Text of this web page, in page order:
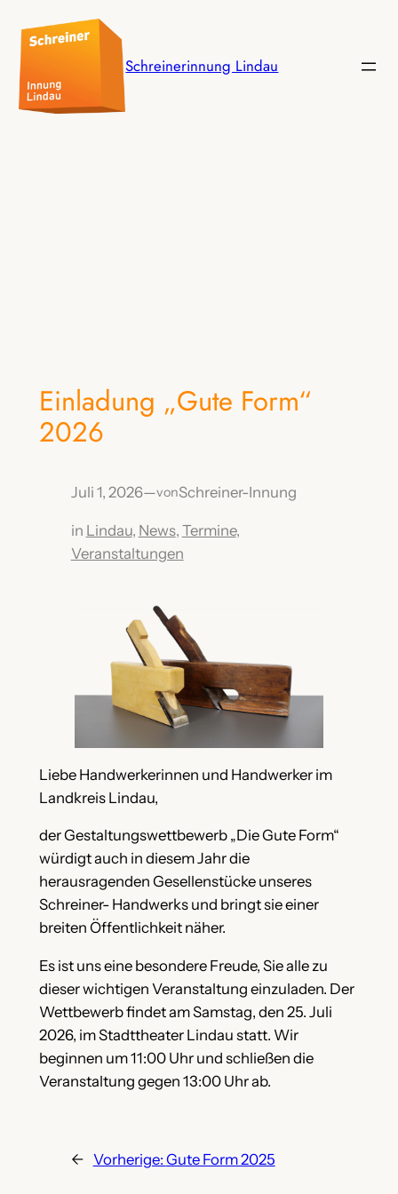
Schreinerinnung Lindau
Einladung „Gute Form“
2026
Juli 1, 2026—vonSchreiner-Innung
in Lindau, News, Termine
Veranstaltungen
Liebe Handwerkerinnen und Handwerker im
Landkreis Lindau,
der Gestaltungswettbewerb „Die Gute Form“
würdigt auch in diesem Jahr die
herausragenden Gesellenstücke unseres
Schreiner- Handwerks und bringt sie einer
breiten Öffentlichkeit näher.
Es ist uns eine besondere Freude, Sie alle zu
dieser wichtigen Veranstaltung einzuladen. Der
Wettbewerb findet am Samstag, den 25. Juli
2026, im Stadttheater Lindau statt. Wir
beginnen um 11:00 Uhr und schließen die
Veranstaltung gegen 13:00 Uhr ab.
← Vorherige: Gute Form 2025